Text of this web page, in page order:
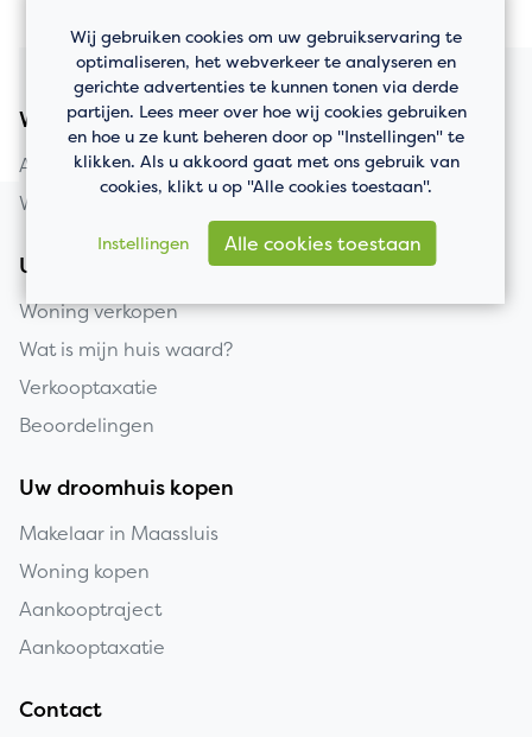
Woningaanbod
Appartement kopen
Woning kopen
Uw huis verkopen
Woning verkopen
Wat is mijn huis waard?
Verkooptaxatie
Beoordelingen
Uw droomhuis kopen
Makelaar in Maassluis
Woning kopen
Aankooptraject
Aankooptaxatie
Contact
Wij gebruiken cookies om uw gebruikservaring te
optimaliseren, het webverkeer te analyseren en
gerichte advertenties te kunnen tonen via derde
partijen. Lees meer over hoe wij cookies gebruiken
en hoe u ze kunt beheren door op "Instellingen" te
klikken. Als u akkoord gaat met ons gebruik van
cookies, klikt u op "Alle cookies toestaan".
Instellingen Alle cookies toestaan